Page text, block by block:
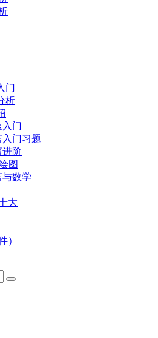
门
析
入门
入门习题
进阶
图
与数学
大
）